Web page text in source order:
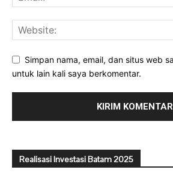
Simpan nama, email, dan situs web
untuk lain kali saya berkomentar.
Realisasi Investasi Batam 2025